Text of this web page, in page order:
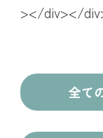
></div></
全て